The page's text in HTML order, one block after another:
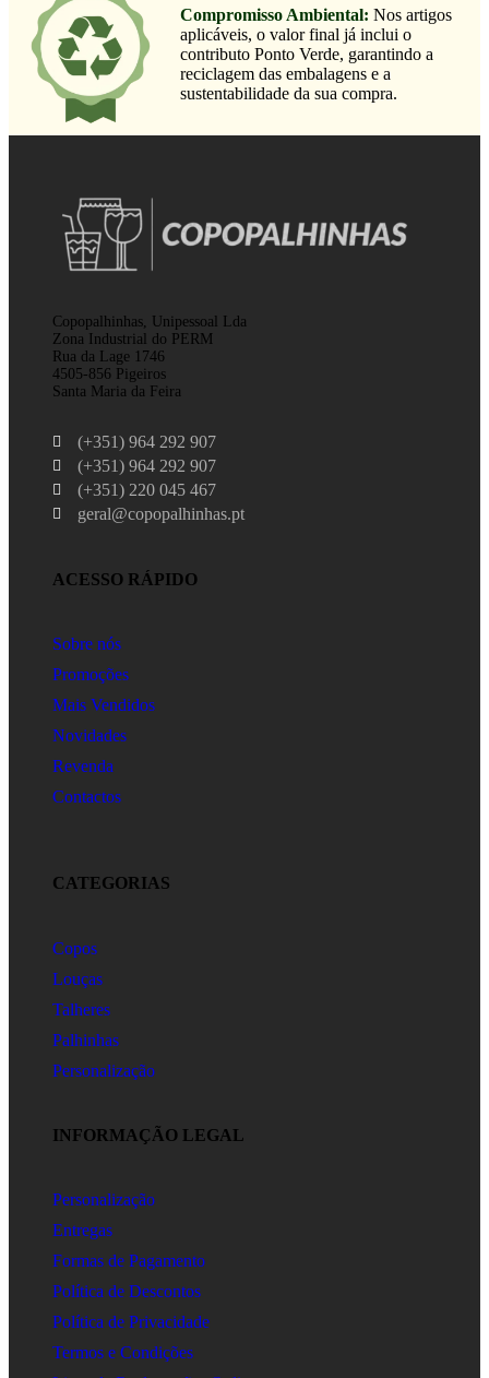
Compromisso Ambiental: Nos artigos
aplicáveis, o valor final já inclui o
contributo Ponto Verde, garantindo a
reciclagem das embalagens e a
sustentabilidade da sua compra.
Copopalhinhas, Unipessoal Lda
Zona Industrial do PERM
Rua da Lage 1746
4505-856 Pigeiros
Santa Maria da Feira
(+351) 964 292 907
(+351) 964 292 907
(+351) 220 045 467
geral@copopalhinhas.pt
ACESSO RÁPIDO
Sobre nós
Promoções
Mais Vendidos
Novidades
Revenda
Contactos
CATEGORIAS
Copos
Louças
Talheres
Palhinhas
Personalização
INFORMAÇÃO LEGAL
Personalização
Entregas
Formas de Pagamento
Política de Descontos
Política de Privacidade
Termos e Condições